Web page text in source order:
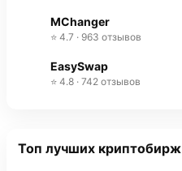
MChanger
⭐ 4.7 · 963 отзывов
EasySwap
⭐ 4.8 · 742 отзывов
Топ лучших криптобирж